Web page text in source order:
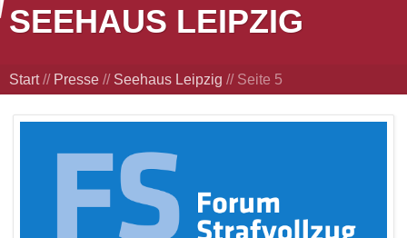
SEEHAUS LEIPZIG
Start// Presse // Seehaus Leipzig // Seite 5